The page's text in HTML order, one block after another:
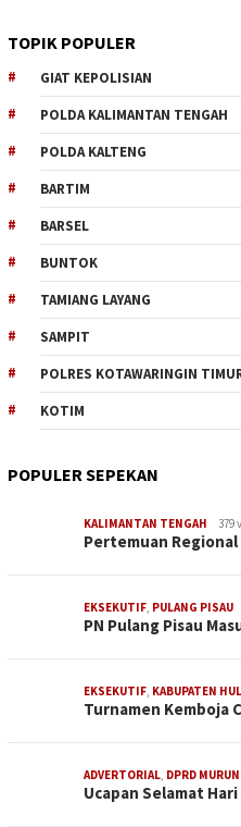
TOPIK POPULER
GIAT KEPOLISIAN
POLDA KALIMANTAN TENGAH
POLDA KALTENG
BARTIM
BARSEL
BUNTOK
TAMIANG LAYANG
SAMPIT
POLRES KOTAWARINGIN
KOTIM
POPULER SEPEKAN
KALIMANTAN TENGAH 379
Pertemuan
EKSEKUTIF PULANG PISAU
PN Pulang Pisau
EKSEKUTIF KABUPATEN
Turnamen Kemboja
ADVERTORIAL DPRD
Ucapan Selamat